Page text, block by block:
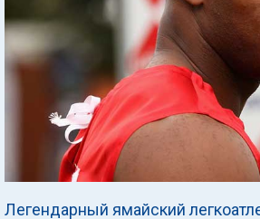
Легендарный ямайский